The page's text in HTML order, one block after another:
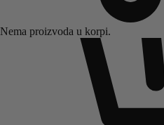
Nema proizvoda u korpi.